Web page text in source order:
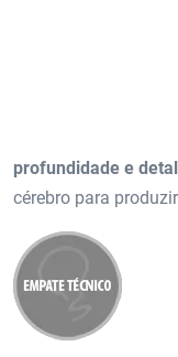
profundidade e
cérebro para